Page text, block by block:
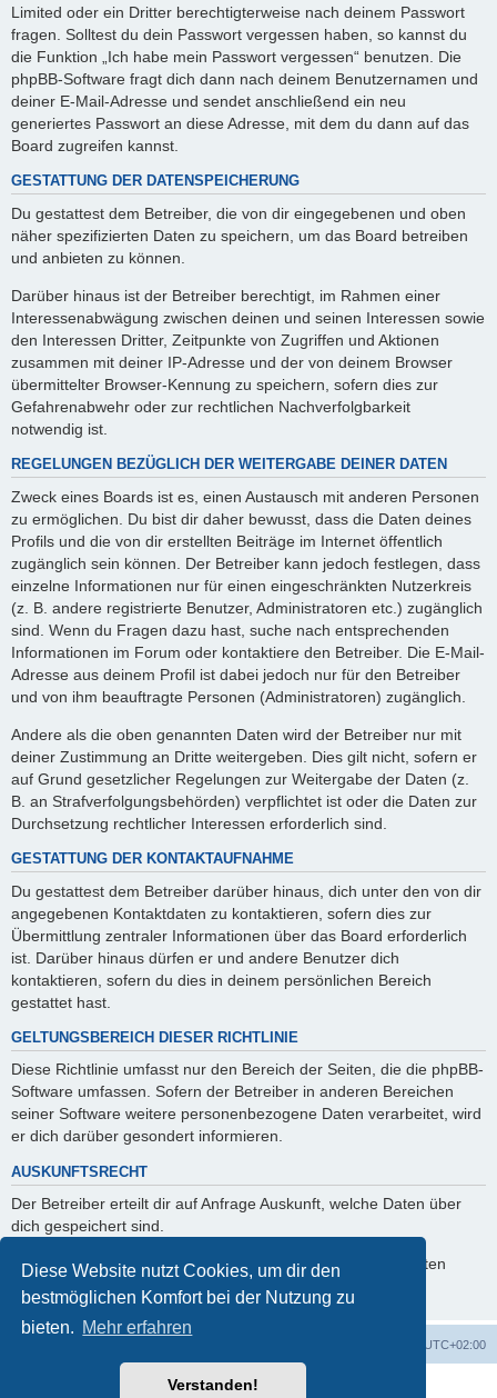
Diese Website nutzt Cookies, um dir den
bestmöglichen Komfort bei der Nutzung zu
bieten. Mehr erfahren
Verstanden!
Limited oder ein Dritter berechtigterweise nach deinem Passwort
fragen. Solltest du dein Passwort vergessen haben, so kannst du
die Funktion „Ich habe mein Passwort vergessen“ benutzen. Die
phpBB-Software fragt dich dann nach deinem Benutzernamen und
deiner E-Mail-Adresse und sendet anschließend ein neu
generiertes Passwort an diese Adresse, mit dem du dann auf das
Board zugreifen kannst.
GESTATTUNG DER DATENSPEICHERUNG
Du gestattest dem Betreiber, die von dir eingegebenen und oben
näher spezifizierten Daten zu speichern, um das Board betreiben
und anbieten zu können.
Darüber hinaus ist der Betreiber berechtigt, im Rahmen einer
Interessenabwägung zwischen deinen und seinen Interessen sowie
den Interessen Dritter, Zeitpunkte von Zugriffen und Aktionen
zusammen mit deiner IP-Adresse und der von deinem Browser
übermittelter Browser-Kennung zu speichern, sofern dies zur
Gefahrenabwehr oder zur rechtlichen Nachverfolgbarkeit
notwendig ist.
REGELUNGEN BEZÜGLICH DER WEITERGABE DEINER DATEN
Zweck eines Boards ist es, einen Austausch mit anderen Personen
zu ermöglichen. Du bist dir daher bewusst, dass die Daten deines
Profils und die von dir erstellten Beiträge im Internet öffentlich
zugänglich sein können. Der Betreiber kann jedoch festlegen, dass
einzelne Informationen nur für einen eingeschränkten Nutzerkreis
(z. B. andere registrierte Benutzer, Administratoren etc.) zugänglich
sind. Wenn du Fragen dazu hast, suche nach entsprechenden
Informationen im Forum oder kontaktiere den Betreiber. Die E-Mail-
Adresse aus deinem Profil ist dabei jedoch nur für den Betreiber
und von ihm beauftragte Personen (Administratoren) zugänglich.
Andere als die oben genannten Daten wird der Betreiber nur mit
deiner Zustimmung an Dritte weitergeben. Dies gilt nicht, sofern er
auf Grund gesetzlicher Regelungen zur Weitergabe der Daten (z.
B. an Strafverfolgungsbehörden) verpflichtet ist oder die Daten zur
Durchsetzung rechtlicher Interessen erforderlich sind.
GESTATTUNG DER KONTAKTAUFNAHME
Du gestattest dem Betreiber darüber hinaus, dich unter den von dir
angegebenen Kontaktdaten zu kontaktieren, sofern dies zur
Übermittlung zentraler Informationen über das Board erforderlich
ist. Darüber hinaus dürfen er und andere Benutzer dich
kontaktieren, sofern du dies in deinem persönlichen Bereich
gestattet hast.
GELTUNGSBEREICH DIESER RICHTLINIE
Diese Richtlinie umfasst nur den Bereich der Seiten, die die phpBB-
Software umfassen. Sofern der Betreiber in anderen Bereichen
seiner Software weitere personenbezogene Daten verarbeitet, wird
er dich darüber gesondert informieren.
AUSKUNFTSRECHT
Der Betreiber erteilt dir auf Anfrage Auskunft, welche Daten über
dich gespeichert sind.
Du kannst jederzeit die Löschung bzw. Sperrung deiner Daten
verlangen. Kontaktiere hierzu bitte den Betreiber.
UTC+02:00
Powered byphpBB® Forum Software © phpBB Limited